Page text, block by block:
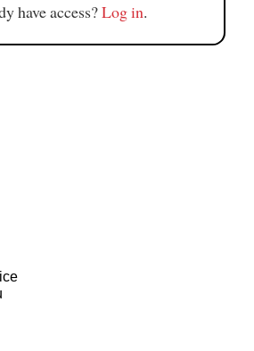
have access?Log in.